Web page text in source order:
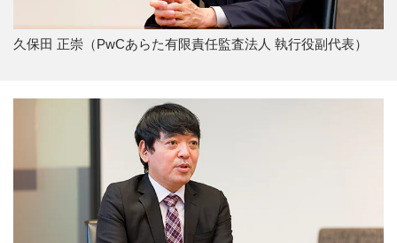
久保田 正崇（PwCあらた有限責任監査法人 執行役副代表）